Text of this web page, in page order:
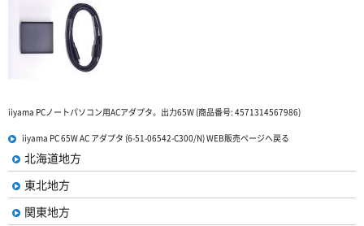
iiyama PCノートパソコン用ACアダプタ。出力65W (商品番号: 4571314567986)
iiyama PC 65W AC アダプタ (6-51-06542-C300/N) WEB販売ページへ戻る
北海道地方
東北地方
関東地方